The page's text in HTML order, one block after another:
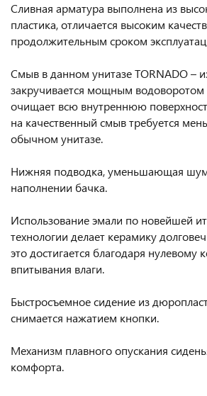
Сливная арматура выполнена из
пластика, отличается высоким
продолжительным сроком
Смыв в данном унитазе TORNADO –
закручивается мощным
очищает всю внутреннюю
на качественный смыв требуется
обычном унитазе.
Нижняя подводка, уменьшающая
наполнении бачка.
Использование эмали по новейшей
технологии делает керамику
это достигается благодаря нулевому
впитывания влаги.
Быстросъемное сидение из
снимается нажатием кнопки.
Механизм плавного опускания
комфорта.